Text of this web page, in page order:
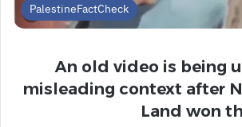
PalestineFactCheck
An old video is being
misleading context after
Land won